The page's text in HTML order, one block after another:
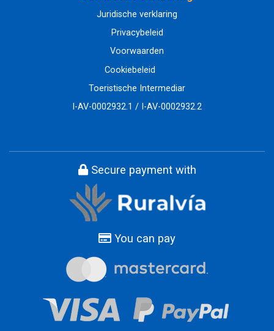
Juridische verklaring
Privacybeleid
Voorwaarden
Cookiebeleid
Toeristische Intermediar
I-AV-0002932.1 / I-AV-0002932.2
Secure payment with
You can pay